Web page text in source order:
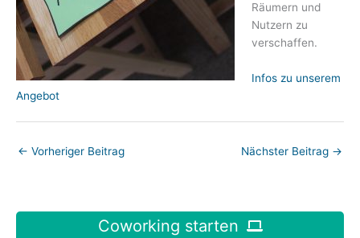
Räumern und
Nutzern zu
verschaffen.
Infos zu unserem
Angebot
← Vorheriger Beitrag Nächster Beitrag →
Coworking starten